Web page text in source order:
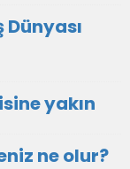
yakın
ne olur?